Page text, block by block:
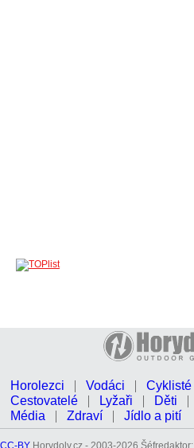
Horolezci Vodáci Cyklisté
Cestovatelé
Lyžaři Děti
Média
Zdraví Jídlo a pití
CC-BY Horydoly.cz - 2003-2026 Šéfredaktor: